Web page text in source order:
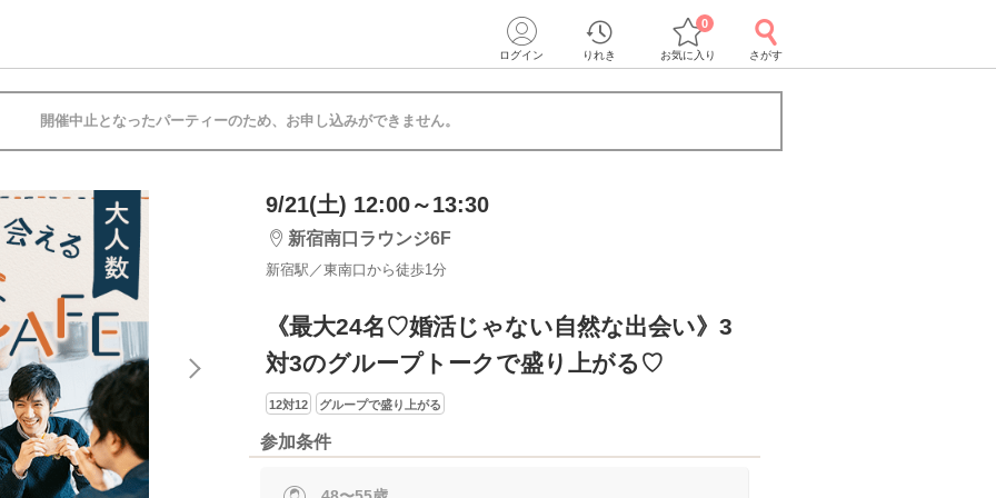
ログイン りれき お気に入り
0
さがす
開催中止となったパーティーのため、お申し込みができません。
9/21(土) 12:00～13:30
新宿南口ラウンジ6F
新宿駅／東南口から徒歩1分
《最大24名♡婚活じゃない自然な出会い》3
対3のグループトークで盛り上がる♡
12対12 グループで盛り上がる
参加条件